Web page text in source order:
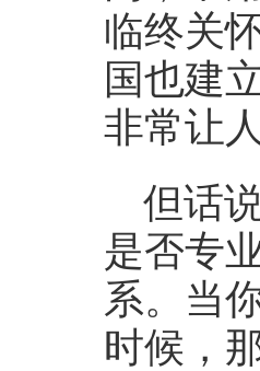
临终关
国也建
非常让
但话
是否专
系。当
时候，